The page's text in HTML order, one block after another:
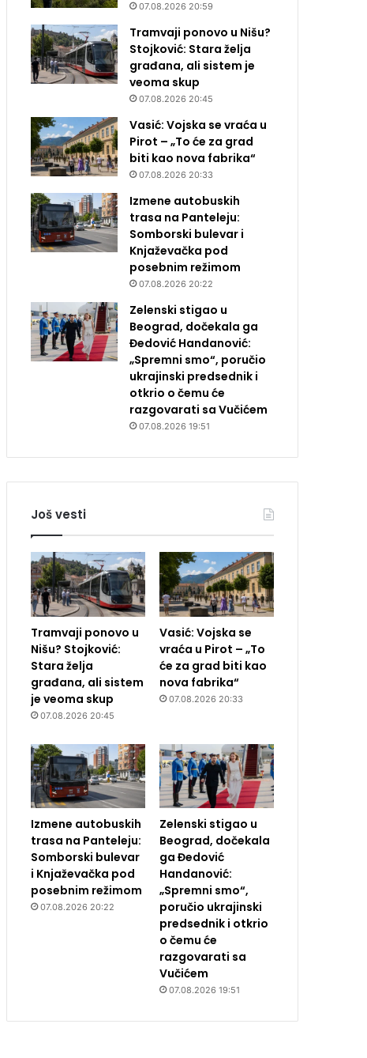
07.08.2026 20:59
Tramvaji ponovo u Nišu?
Stojković: Stara želja
građana, ali sistem je
veoma skup
07.08.2026 20:45
Vasić: Vojska se vraća u
Pirot – „To će za grad
biti kao nova fabrika“
07.08.2026 20:33
Izmene autobuskih
trasa na Panteleju:
Somborski bulevar i
Knjaževačka pod
posebnim režimom
07.08.2026 20:22
Zelenski stigao u
Beograd, dočekala ga
Đedović Handanović:
„Spremni smo“, poručio
ukrajinski predsednik i
otkrio o čemu će
razgovarati sa Vučićem
07.08.2026 19:51
Još vesti
Tramvaji ponovo u
Nišu? Stojković:
Stara želja
građana, ali sistem
je veoma skup
07.08.2026 20:45
Vasić: Vojska se
vraća u Pirot – „To
će za grad biti kao
nova fabrika“
07.08.2026 20:33
Izmene autobuskih
trasa na Panteleju:
Somborski bulevar
i Knjaževačka pod
posebnim režimom
07.08.2026 20:22
Zelenski stigao u
Beograd, dočekala
ga Đedović
Handanović:
„Spremni smo“,
poručio ukrajinski
predsednik i otkrio
o čemu će
razgovarati sa
Vučićem
07.08.2026 19:51